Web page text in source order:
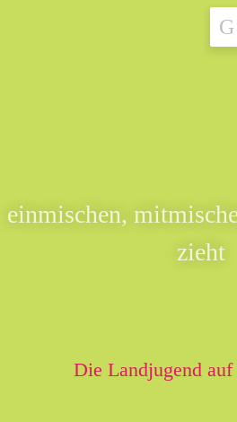
einmischen,
zieht
Die Landjugend